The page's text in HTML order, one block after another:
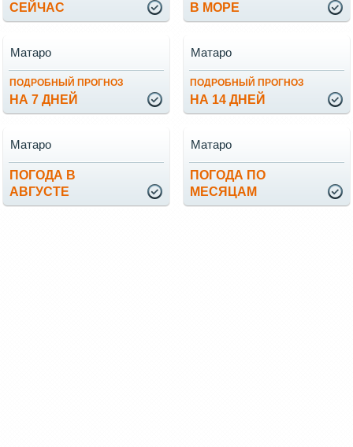
СЕЙЧАС
В МОРЕ
ПОДРОБНЫЙ ПРОГНОЗ
НА 7 ДНЕЙ
Матаро
ПОДРОБНЫЙ ПРОГНОЗ
НА 14 ДНЕЙ
Матаро
ПОГОДА В
АВГУСТЕ
Матаро
ПОГОДА ПО
МЕСЯЦАМ
Матаро